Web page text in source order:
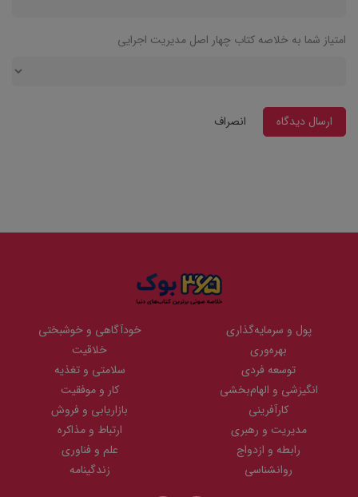
امتیاز شما به خلاصه کتاب چهار اصل مدیریت اجرایی
ارسال دیدگاه انصراف
پول و سرمایه‌گذاری
خودآگاهی و خوشبختی
بهره‌وری
خلاقیت
توسعه فردی
سلامتی و تغذیه
انگیزشی و الهام‌بخشی
کار و موفقیت
کارآفرینی
بازاریابی و فروش
مدیریت و رهبری
ارتباط و مذاکره
رابطه و ازدواج
علم و فناوری
روانشناسی
زندگینامه